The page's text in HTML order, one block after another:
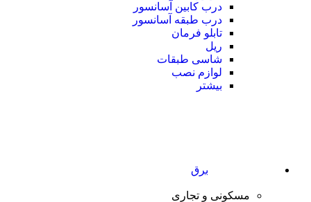
درب کابین آسانسور
درب طبقه آسانسور
تابلو فرمان
ریل
شاسی طبقات
لوازم نصب
بیشتر
برق
مسکونی و تجاری